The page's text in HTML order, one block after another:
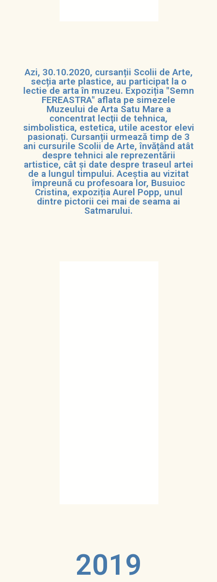
Azi, 30.10.2020, cursanții Scolii de Arte,
secția arte plastice, au participat la o
lectie de arta în muzeu. Expoziția "Semn
FEREASTRA" aflata pe simezele
Muzeului de Arta Satu Mare a
concentrat lecții de tehnica,
simbolistica, estetica, utile acestor elevi
pasionați. Cursanții urmează timp de 3
ani cursurile Scolii de Arte, învățând atât
despre tehnici ale reprezentării
artistice, cât și date despre traseul artei
de a lungul timpului. Aceștia au vizitat
împreună cu profesoara lor, Busuioc
Cristina, expoziția Aurel Popp, unul
dintre pictorii cei mai de seama ai
Satmarului.
2019